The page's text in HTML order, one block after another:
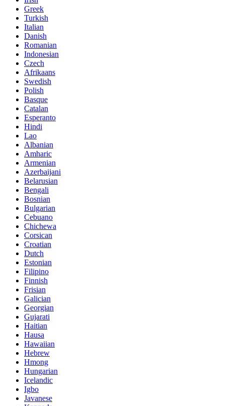
Greek
Turkish
Italian
Danish
Romanian
Indonesian
Czech
Afrikaans
Swedish
Polish
Basque
Catalan
Esperanto
Hindi
Lao
Albanian
Amharic
Armenian
Azerbaijani
Belarusian
Bengali
Bosnian
Bulgarian
Cebuano
Chichewa
Corsican
Croatian
Dutch
Estonian
Filipino
Finnish
Frisian
Galician
Georgian
Gujarati
Haitian
Hausa
Hawaiian
Hebrew
Hmong
Hungarian
Icelandic
Igbo
Javanese